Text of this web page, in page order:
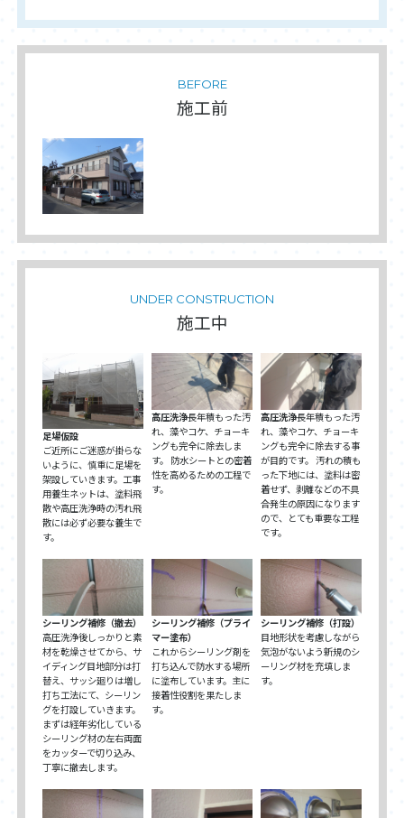
BEFORE
施工前
UNDER CONSTRUCTION
施工中
足場仮設
ご近所にご迷惑が掛らな
いように、慎重に足場を
架設していきます。工事
用養生ネットは、塗料飛
散や高圧洗浄時の汚れ飛
散には必ず必要な養生で
す。
高圧洗浄長年積もった汚
れ、藻やコケ、チョーキ
ングも完全に除去しま
す。 防水シートとの密着
性を高めるための工程で
す。
高圧洗浄長年積もった汚
れ、藻やコケ、チョーキ
ングも完全に除去する事
が目的です。 汚れの積も
った下地には、塗料は密
着せず、剥離などの不具
合発生の原因になります
ので、とても重要な工程
です。
シーリング補修（撤去）
高圧洗浄後しっかりと素
材を乾燥させてから、サ
イディング目地部分は打
替え、サッシ廻りは増し
打ち工法にて、シーリン
グを打設していきます。
まずは経年劣化している
シーリング材の左右両面
をカッターで切り込み、
丁寧に撤去します。
シーリング補修（プライ
マー塗布）
これからシーリング剤を
打ち込んで防水する場所
に塗布しています。主に
接着性役割を果たしま
す。
シーリング補修（打設）
目地形状を考慮しながら
気泡がないよう新規のシ
ーリング材を充填しま
す。